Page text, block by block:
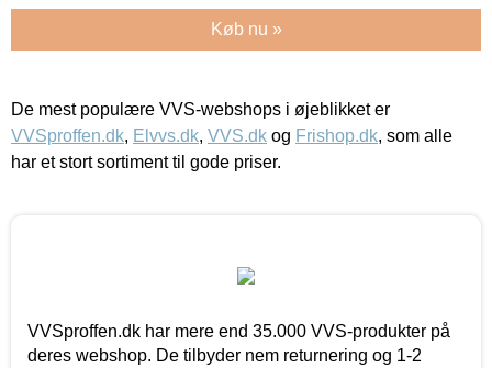
Køb nu »
De mest populære VVS-webshops i øjeblikket er
VVSproffen.dk, Elvvs.dk, VVS.dk og Frishop.dk, som alle
har et stort sortiment til gode priser.
VVSproffen.dk har mere end 35.000 VVS-produkter på
deres webshop. De tilbyder nem returnering og 1-2